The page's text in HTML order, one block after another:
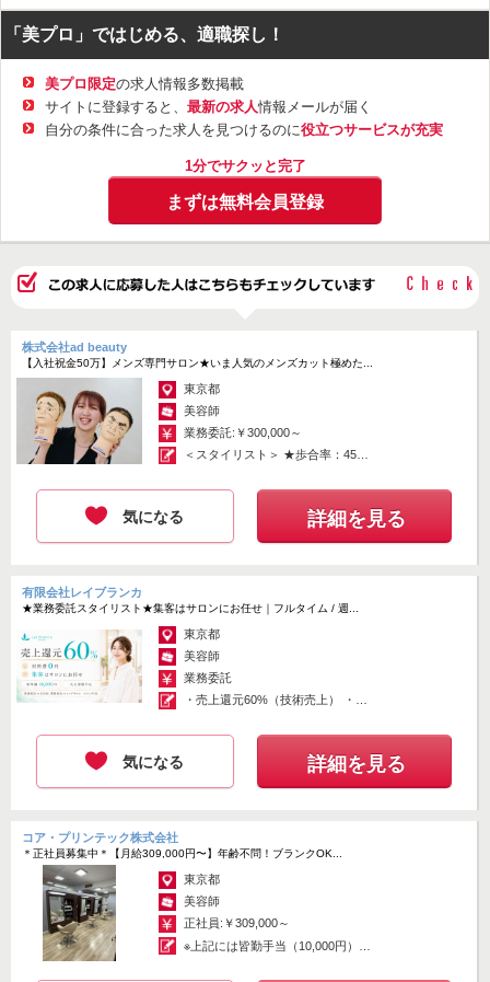
ささいな質問でも気になることがあればお問い合わせください！
休暇あり】【賞与あり】
にサロンを展開＊本社研...
「美プロ」ではじめる、適職探し！
美プロ限定の求人情報多数掲載
サイトに登録すると、 最新の求人情報メールが届く
自分の条件に合った求人を見つけるのに役立つサービスが充実
1分でサクッと完了
まずは無料会員登録
株式会社ad beauty
【入社祝金50万】メンズ専門サロン★いま人気のメンズカット極めた...
東京都
美容師
業務委託:￥300,000～
気になる 詳細を見る
有限会社レイブランカ
★業務委託スタイリスト★集客はサロンにお任せ｜フルタイム / 週...
東京都
美容師
業務委託
気になる 詳細を見る
コア・プリンテック株式会社
＊正社員募集中＊【月給309,000円〜】年齢不問！ブランクOK...
東京都
美容師
正社員:￥309,000～